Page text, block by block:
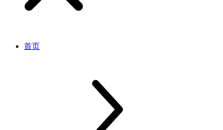
首页